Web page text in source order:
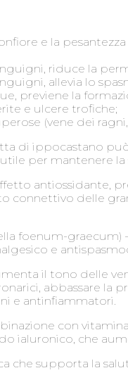
e la
riduce la
allevia lo
previene la
e ulcere trofiche;
(vene dei
di ippocastano
per mantenere
antiossidante,
connettivo delle
foenum-graecum)
e
il tono delle
abbassare la
e antinfiammatori.
con
ialuronico, che
che supporta la